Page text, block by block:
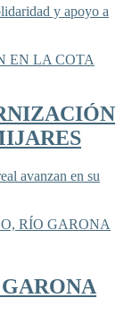
y apoyo a
avanzan en su